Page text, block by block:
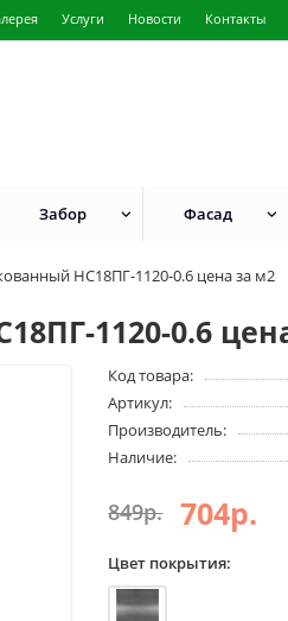
Услуги Новости Контакты
Забор Фасад
НС18ПГ-1120-0.6 цена за м2
1120-0.6
Код товара:
Артикул:
Производитель:
Наличие:
849р. 704р.
Цвет покрытия: